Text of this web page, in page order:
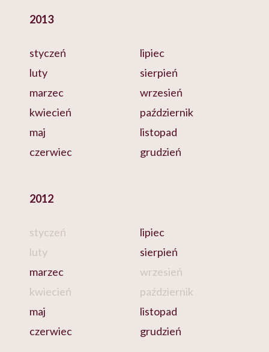
2013
styczeń
luty
marzec
kwiecień
maj
czerwiec
lipiec
sierpień
wrzesień
październik
listopad
grudzień
2012
styczeń
luty
marzec
kwiecień
maj
czerwiec
lipiec
sierpień
wrzesień
październik
listopad
grudzień